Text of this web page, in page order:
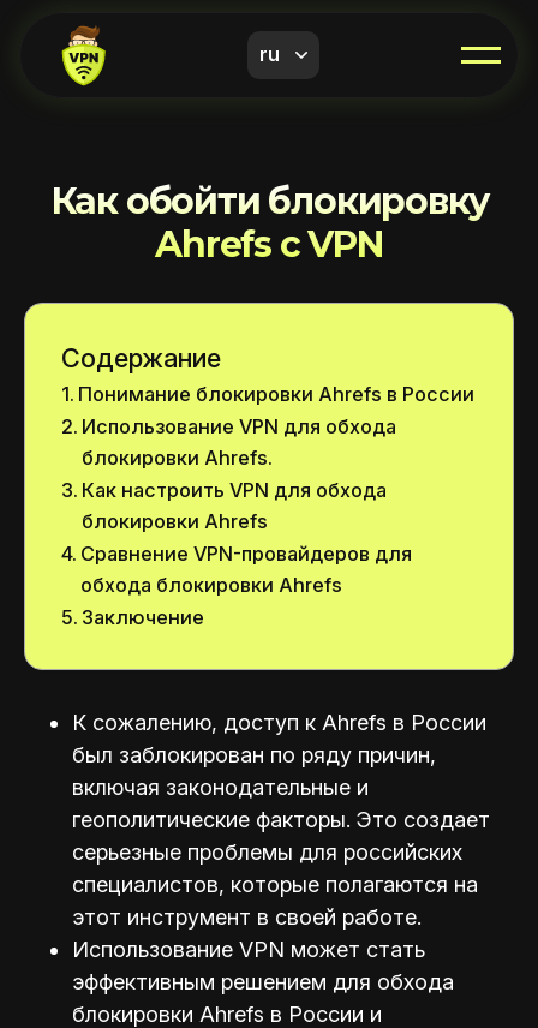
ru
Как обойти блокировку
Ahrefs с VPN
Содержание
Понимание блокировки Ahrefs в России
Использование VPN для обхода
блокировки Ahrefs.
Как настроить VPN для обхода
блокировки Ahrefs
Сравнение VPN-провайдеров для
обхода блокировки Ahrefs
Заключение
К сожалению, доступ к Ahrefs в России
был заблокирован по ряду причин,
включая законодательные и
геополитические факторы. Это создает
серьезные проблемы для российских
специалистов, которые полагаются на
этот инструмент в своей работе.
Использование VPN может стать
эффективным решением для обхода
блокировки Ahrefs в России и